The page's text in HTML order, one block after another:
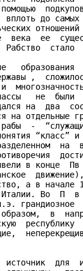
вплоть до
века  ее
Рабство  стало
образования
,
не
на  два
на отдельные
-
“класс”
на
в конце
а в
Италии. Во  П
грандиозное
в
источник  для